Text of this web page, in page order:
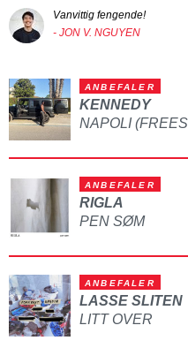
Vanvittig fengende!
- JON V. NGUYEN
ANBEFALER
KENNEDY
ANBEFALER
RIGLA
PEN SØM
ANBEFALER
LASSE SLITEN
LITT OVER